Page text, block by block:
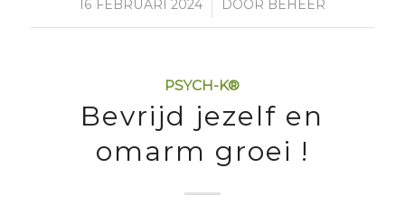
16 FEBRUARI 2024
/ DOOR BEHEER
PSYCH-K®
Bevrijd jezelf en
omarm groei !